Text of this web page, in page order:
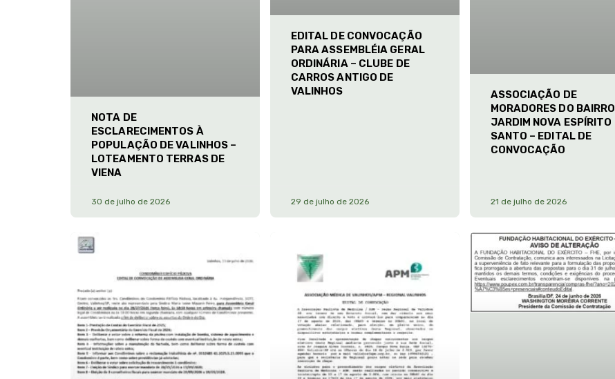
NOTA DE
ESCLARECIMENTOS À
POPULAÇÃO DE VALINHOS –
LOTEAMENTO TERRAS DE
VIENA
30 de julho de 2026
EDITAL DE CONVOCAÇÃO
PARA ASSEMBLÉIA GERAL
ORDINÁRIA – CLUBE DE
CARROS ANTIGO DE
VALINHOS
29 de julho de 2026
ASSOCIAÇÃO DE
MORADORES DO BAIRRO
JARDIM NOVA ESPÍRITO
SANTO – EDITAL DE
CONVOCAÇÃO
21 de julho de 2026